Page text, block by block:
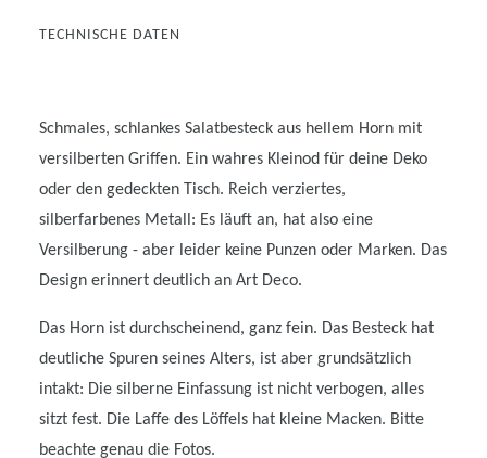
TECHNISCHE DATEN
Schmales, schlankes Salatbesteck aus hellem Horn mit
versilberten Griffen. Ein wahres Kleinod für deine Deko
oder den gedeckten Tisch. Reich verziertes,
silberfarbenes Metall: Es läuft an, hat also eine
Versilberung - aber leider keine Punzen oder Marken. Das
Design erinnert deutlich an Art Deco.
Das Horn ist durchscheinend, ganz fein. Das Besteck hat
deutliche Spuren seines Alters, ist aber grundsätzlich
intakt: Die silberne Einfassung ist nicht verbogen, alles
sitzt fest. Die Laffe des Löffels hat kleine Macken. Bitte
beachte genau die Fotos.